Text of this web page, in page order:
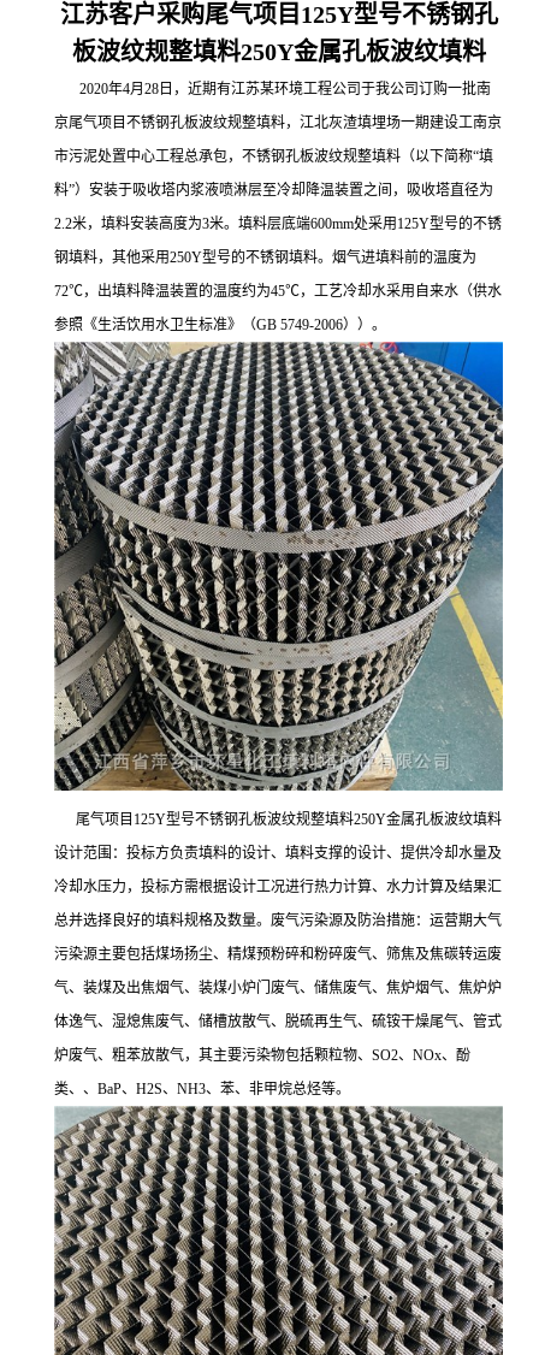
江苏客户采购尾气项目125Y型号不锈钢孔
板波纹规整填料250Y金属孔板波纹填料
2020年4月28日，近期有江苏某环境工程公司于我公司订购一批南
京尾气项目不锈钢孔板波纹规整填料，江北灰渣填埋场一期建设工南京
市污泥处置中心工程总承包，不锈钢孔板波纹规整填料（以下简称“填
料”）安装于吸收塔内浆液喷淋层至冷却降温装置之间，吸收塔直径为
2.2米，填料安装高度为3米。填料层底端600mm处采用125Y型号的不锈
钢填料，其他采用250Y型号的不锈钢填料。烟气进填料前的温度为
72℃，出填料降温装置的温度约为45℃，工艺冷却水采用自来水（供水
参照《生活饮用水卫生标准》（GB 5749-2006））。
尾气项目125Y型号不锈钢孔板波纹规整填料250Y金属孔板波纹填料
设计范围：投标方负责填料的设计、填料支撑的设计、提供冷却水量及
冷却水压力，投标方需根据设计工况进行热力计算、水力计算及结果汇
总并选择良好的填料规格及数量。废气污染源及防治措施：运营期大气
污染源主要包括煤场扬尘、精煤预粉碎和粉碎废气、筛焦及焦碳转运废
气、装煤及出焦烟气、装煤小炉门废气、储焦废气、焦炉烟气、焦炉炉
体逸气、湿熄焦废气、储槽放散气、脱硫再生气、硫铵干燥尾气、管式
炉废气、粗苯放散气，其主要污染物包括颗粒物、SO2、NOx、酚
类、、BaP、H2S、NH3、苯、非甲烷总烃等。